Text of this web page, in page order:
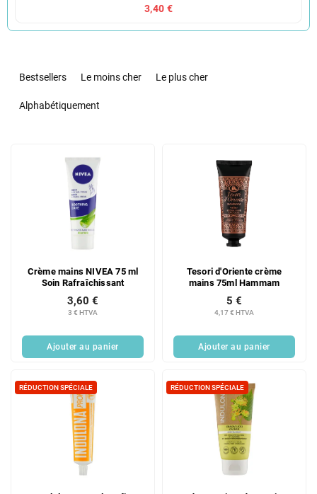
3,40 €
Bestsellers Le moins cher Le plus cher
Alphabétiquement
s
Crème mains NIVEA 75 ml
Soin Rafraîchissant
3 € HTVA
3,60 €
Ajouter au panier
Tesori d'Oriente crème
mains 75ml Hammam
4,17 € HTVA
5 €
Ajouter au panier
RÉDUCTION SPÉCIALE RÉDUCTION SPÉCIALE